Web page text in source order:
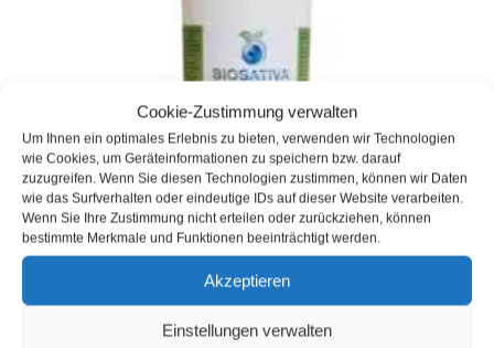
Cookie-Zustimmung verwalten
Um Ihnen ein optimales Erlebnis zu bieten, verwenden wir Technologien
wie Cookies, um Geräteinformationen zu speichern bzw. darauf
zuzugreifen. Wenn Sie diesen Technologien zustimmen, können wir Daten
wie das Surfverhalten oder eindeutige IDs auf dieser Website verarbeiten.
Wenn Sie Ihre Zustimmung nicht erteilen oder zurückziehen, können
bestimmte Merkmale und Funktionen beeinträchtigt werden.
Akzeptieren
Einstellungen verwalten